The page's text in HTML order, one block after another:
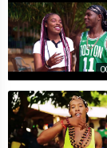
Des soirées par ci
Du champagne à
Tu dis que t'es le
Jusqu'où tu vas
Aahh djodjo
He want money
More money